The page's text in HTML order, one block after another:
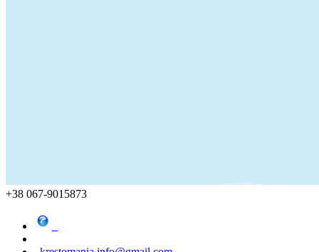
+38 067-9015873